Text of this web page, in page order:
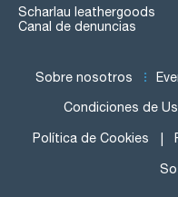
Scharlau leathergoods
Canal de denuncias
Sobre nosotros
Condiciones de
Política de Cookies